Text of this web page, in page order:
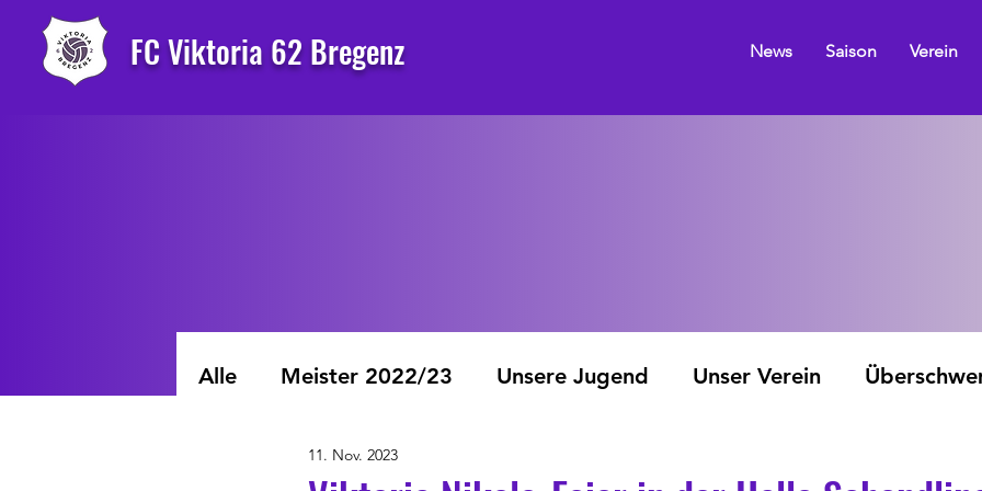
FC Viktoria 62 Bregenz News Saison Verein
Alle Meister 2022/23 Unsere Jugend Unser Verein
11. Nov. 2023